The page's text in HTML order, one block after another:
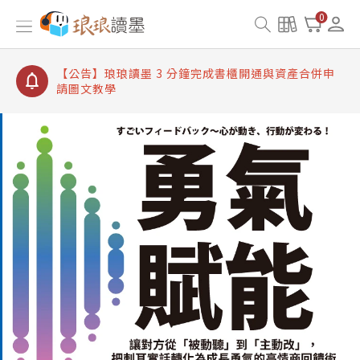
0
【公告】琅琅讀墨書櫃開通常見問題
【公告】琅琅讀墨 3 分鐘完成書櫃開通與資產合併申
【公告】琅琅書店服務升級重要說明及資產合併結果
查詢